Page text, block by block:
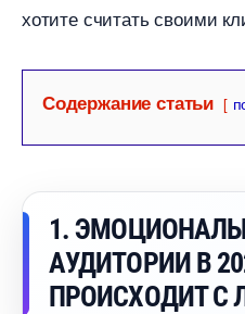
хотите считать своими
Содержание статьи
1.
АУДИТОРИИ В
ПРОИСХОДИТ С